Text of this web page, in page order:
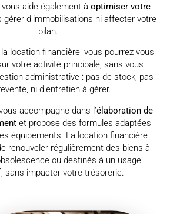
aide également à optimiser votre
gérer d’immobilisations ni affecter votre
bilan.
location financière, vous pourrez vous
votre activité principale, sans vous
administrative : pas de stock, pas
ni d’entretien à gérer.
accompagne dans l’élaboration de
et propose des formules adaptées
équipements. La location financière
renouveler régulièrement des biens à
ou destinés à un usage
sans impacter votre trésorerie.